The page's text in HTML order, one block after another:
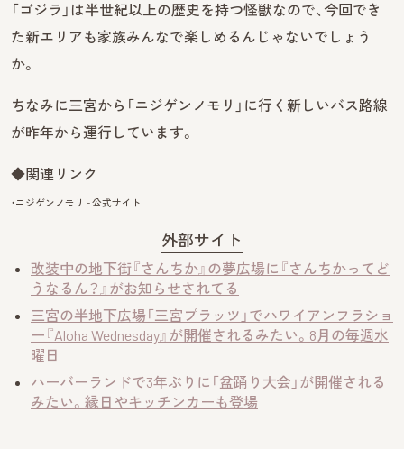
「ゴジラ」は半世紀以上の歴史を持つ怪獣なので、今回でき
た新エリアも家族みんなで楽しめるんじゃないでしょう
か。
ちなみに三宮から「ニジゲンノモリ」に行く新しいバス路線
が昨年から運行しています。
◆関連リンク
・ニジゲンノモリ - 公式サイト
外部サイト
改装中の地下街『さんちか』の夢広場に『さんちかってど
うなるん？』がお知らせされてる
三宮の半地下広場「三宮プラッツ」でハワイアンフラショ
ー『Aloha Wednesday』が開催されるみたい。8月の毎週水
曜日
ハーバーランドで3年ぶりに「盆踊り大会」が開催される
みたい。縁日やキッチンカーも登場